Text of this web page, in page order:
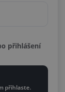
přihlášení
přihlaste.